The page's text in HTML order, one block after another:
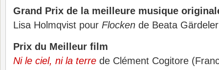
Grand Prix de la meilleure musique
Lisa Holmqvist pour Flocken de Beata
Prix du Meilleur film
Ni le ciel, ni la terre de Clément Cogitore